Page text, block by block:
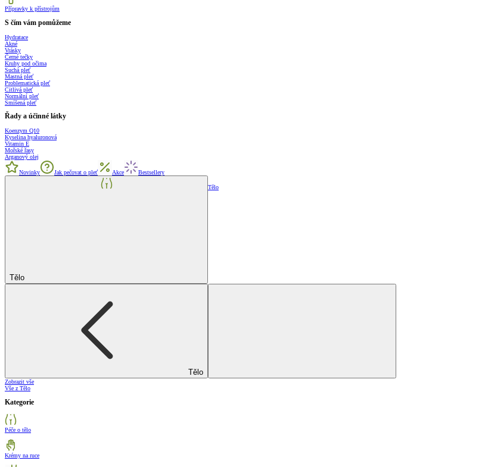
Přípravky k přístrojům
S čím vám pomůžeme
Hydratace
Akné
Vrásky
Černé tečky
Kruhy pod očima
Suchá pleť
Mastná pleť
Problematická pleť
Citlivá pleť
Normální pleť
Smíšená pleť
Řady a účinné látky
Koenzym Q10
Kyselina hyaluronová
Vitamin E
Mořské řasy
Arganový olej
Novinky Jak pečovat o pleť Akce Bestsellery
Tělo
Tělo
Tělo
Zobrazit vše
Vše z Tělo
Kategorie
Péče o tělo
Krémy na ruce